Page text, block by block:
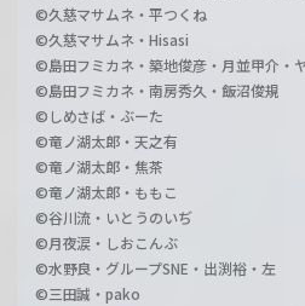
©久慈マサムネ・平つくね
©久慈マサムネ・Hisasi
©島田フミカネ・築地俊彦・月並甲介・
©島田フミカネ・南房秀久・飯沼俊規
©しめさば・ぶーた
©竜ノ湖太郎・天之有
©竜ノ湖太郎・焦茶
©竜ノ湖太郎・ももこ
©谷川流・いとうのいぢ
©月夜涙・しおこんぶ
©水野良・グループSNE・出渕裕・左
©三田誠・pako